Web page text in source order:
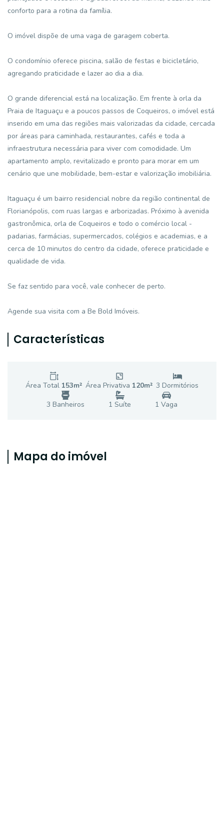
conforto para a rotina da família.
O imóvel dispõe de uma vaga de garagem coberta.
O condomínio oferece piscina, salão de festas e bicicletário,
agregando praticidade e lazer ao dia a dia.
O grande diferencial está na localização. Em frente à orla da
Praia de Itaguaçu e a poucos passos de Coqueiros, o imóvel está
inserido em uma das regiões mais valorizadas da cidade, cercada
por áreas para caminhada, restaurantes, cafés e toda a
infraestrutura necessária para viver com comodidade. Um
apartamento amplo, revitalizado e pronto para morar em um
cenário que une mobilidade, bem-estar e valorização imobiliária.
Itaguaçu é um bairro residencial nobre da região continental de
Florianópolis, com ruas largas e arborizadas. Próximo à avenida
gastronômica, orla de Coqueiros e todo o comércio local -
padarias, farmácias, supermercados, colégios e academias, e a
cerca de 10 minutos do centro da cidade, oferece praticidade e
qualidade de vida.
Se faz sentido para você, vale conhecer de perto.
Agende sua visita com a Be Bold Imóveis.
Características
Área Total 153m² Área Privativa 120m² 3 Dormitórios
3 Banheiros 1 Suíte 1 Vaga
Mapa do imóvel